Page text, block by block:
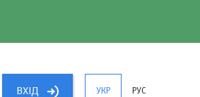
ВХIД УКР РУС